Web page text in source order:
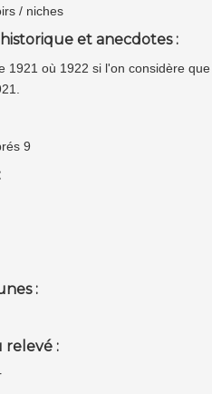
/ niches
et anecdotes :
1921 où 1922 si l'on considère
9
:
relevé :